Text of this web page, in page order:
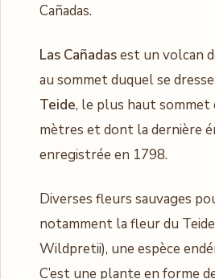
Cañadas.
Las Cañadasest un volcan
au sommet duquel se
Teide, le plus haut sommet
mètres et dont la dernière
enregistrée en 1798.
Diverses fleurs sauvages
notamment la fleur du
Wildpretii), une espèce
C’est une plante en forme